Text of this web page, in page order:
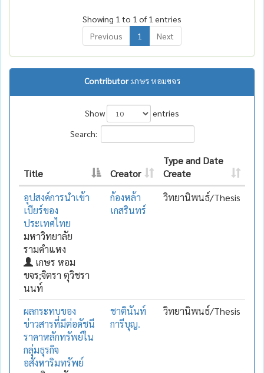
Showing 1 to 1 of 1 entries
Previous
1 Next
Contributor :เกษร หอมขจร
Show
entries
Search:
Title Creator
Type and Date
Create
อุปสงค์การนำเข้า
เบียร์ของ
ประเทศไทย
มหาวิทยาลัย
รามคำแหง
เกษร หอม
ขจร;จิตรา ตุวิชรา
นนท์
ก้องหล้า
เกสรินทร์
วิทยานิพนธ์/Thesis
ผลกระทบของ
ข่าวสารที่มีต่อดัชนี
ราคาหลักทรัพย์ใน
กลุ่มธุรกิจ
อสังหาริมทรัพย์
ชาตินันท์
การีบุญ.
วิทยานิพนธ์/Thesis